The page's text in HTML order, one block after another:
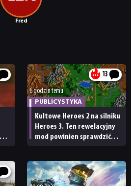
Fred
13
6 godzin temu
PUBLICYSTYKA
Kultowe Heroes 2 na silniku
Heroes 3. Ten rewelacyjny
mod powinien sprawdzić